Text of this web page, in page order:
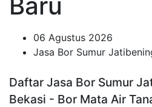
06 Agustus 2026
Jasa Bor Sumur
Daftar Jasa Bor Sumur
Bekasi - Bor Mata Air